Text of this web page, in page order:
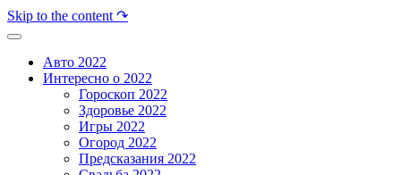
Skip to the content ↷
Авто 2022
Интересно о 2022
Гороскоп 2022
Здоровье 2022
Игры 2022
Огород 2022
Предсказания 2022